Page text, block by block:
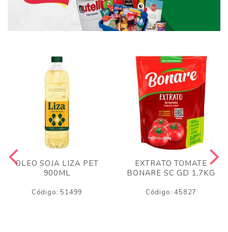
OLEO SOJA LIZA PET
900ML
Código: 51499
EXTRATO TOMATE
BONARE SC GD 1,7KG
Código: 45827